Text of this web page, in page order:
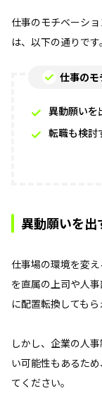
仕事のモチベーシ
は、以下の通りです。
仕事の
異動願いを
転職も検討
異動願いを出
仕事場の環境を変
を直属の上司や人
に配置転換してもら
しかし、企業の人
い可能性もあるた
てください。